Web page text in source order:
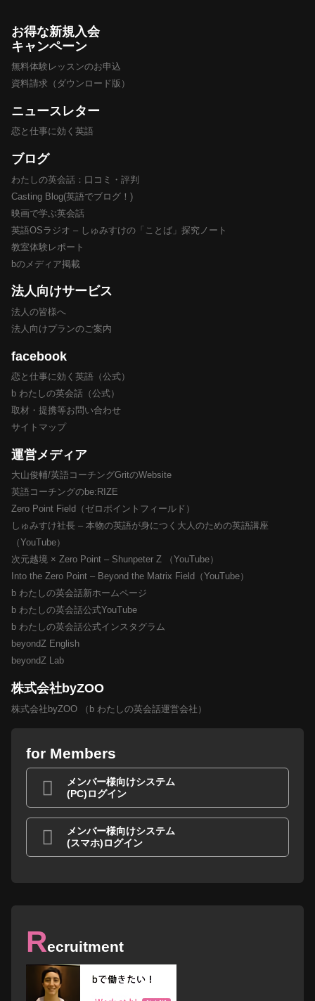
お得な新規入会
キャンペーン
無料体験レッスンのお申込
資料請求（ダウンロード版）
ニュースレター
恋と仕事に効く英語
ブログ
わたしの英会話：口コミ・評判
Casting Blog(英語でブログ！)
映画で学ぶ英会話
英語OSラジオ – しゅみすけの「ことば」探究ノート
教室体験レポート
bのメディア掲載
法人向けサービス
法人の皆様へ
法人向けプランのご案内
facebook
恋と仕事に効く英語（公式）
b わたしの英会話（公式）
取材・提携等お問い合わせ
サイトマップ
運営メディア
大山俊輔/英語コーチングGritのWebsite
英語コーチングのbe:RIZE
Zero Point Field（ゼロポイントフィールド）
しゅみすけ社長 – 本物の英語が身につく大人のための英語講座
（YouTube）
次元越境 × Zero Point – Shunpeter Z （YouTube）
Into the Zero Point – Beyond the Matrix Field（YouTube）
b わたしの英会話新ホームページ
b わたしの英会話公式YouTube
b わたしの英会話公式インスタグラム
beyondZ English
beyondZ Lab
株式会社byZOO
株式会社byZOO （b わたしの英会話運営会社）
for Members
メンバー様向けシステム
(PC)ログイン
メンバー様向けシステム
(スマホ)ログイン
Recruitment